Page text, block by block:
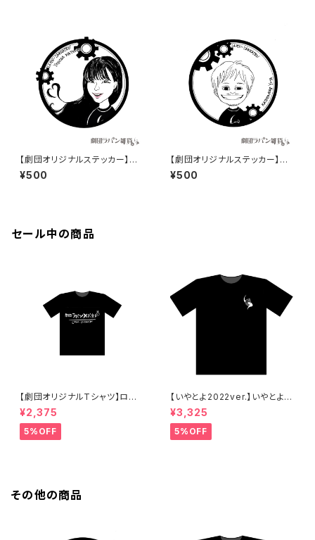
【劇団オリジナルステッカー】イ
ラストステッカー吉田菜都実ve
r.
¥500
【劇団オリジナルステッカー】イ
ラストステッカー柏木佑太ver.
¥500
セール中の商品
【劇団オリジナルTシャツ】ロゴT
シャツ
¥2,375
5%OFF
【いやとよ2022ver.】いやとよT
シャツ［勝手に公式］
¥3,325
5%OFF
その他の商品